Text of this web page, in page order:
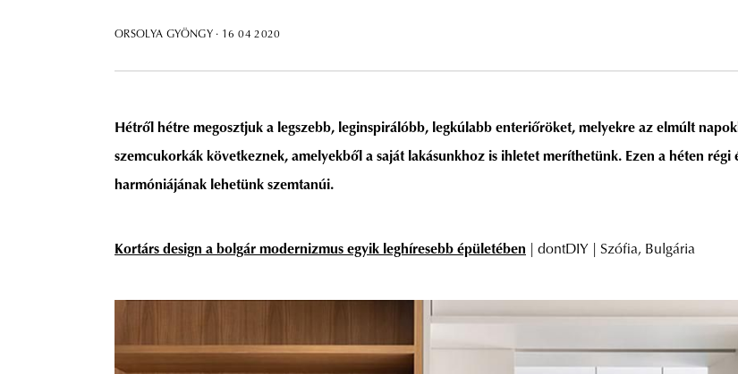
ORSOLYA GYÖNGY · 16 04 2020
Hétről hétre megosztjuk a legszebb, leginspirálóbb, legkúlabb enteriőröket, melyekre az elmúlt
szemcukorkák következnek, amelyekből a saját lakásunkhoz is ihletet meríthetünk. Ezen a héten régi
harmóniájának lehetünk szemtanúi.
Kortárs design a bolgár modernizmus egyik leghíresebb épületében | dontDIY | Szófia, Bulgária